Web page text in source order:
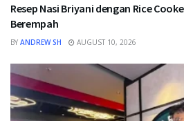
Resep Nasi Briyani dengan Rice
Berempah
BY ANDREW SH AUGUST 10, 2026